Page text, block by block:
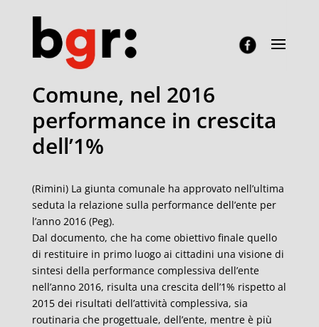
Comune, nel 2016
performance in crescita
dell’1%
(Rimini) La giunta comunale ha approvato nell’ultima
seduta la relazione sulla performance dell’ente per
l’anno 2016 (Peg).
Dal documento, che ha come obiettivo finale quello
di restituire in primo luogo ai cittadini una visione di
sintesi della performance complessiva dell’ente
nell’anno 2016, risulta una crescita dell’1% rispetto al
2015 dei risultati dell’attività complessiva, sia
routinaria che progettuale, dell’ente, mentre è più